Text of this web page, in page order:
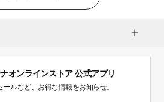
オンラインストア 公式アプリ
ールなど、お得な情報をお知らせ。